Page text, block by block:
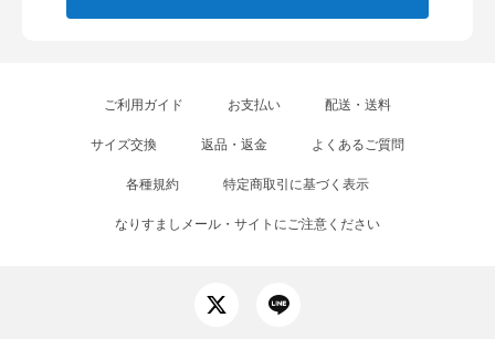
ご利用ガイド お支払い 配送・送料
サイズ交換 返品・返金 よくあるご質問
各種規約 特定商取引に基づく表示
なりすましメール・サイトにご注意ください